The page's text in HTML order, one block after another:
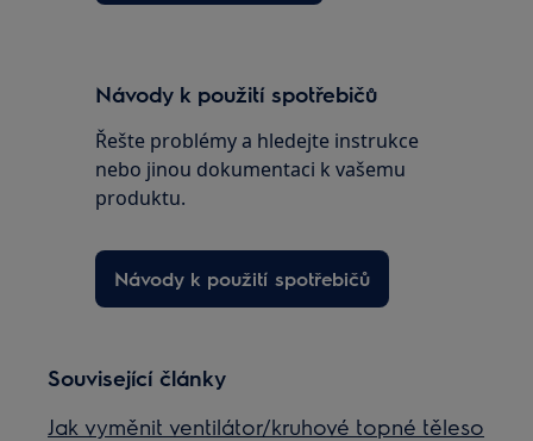
Návody k použití spotřebičů
Řešte problémy a hledejte instrukce
nebo jinou dokumentaci k vašemu
produktu.
Návody k použití spotřebičů
Související články
Jak vyměnit ventilátor/kruhové topné těleso